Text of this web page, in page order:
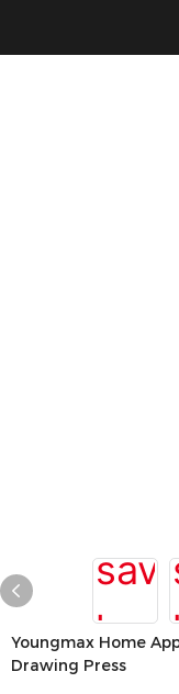
Youngmax Home
Drawing Press